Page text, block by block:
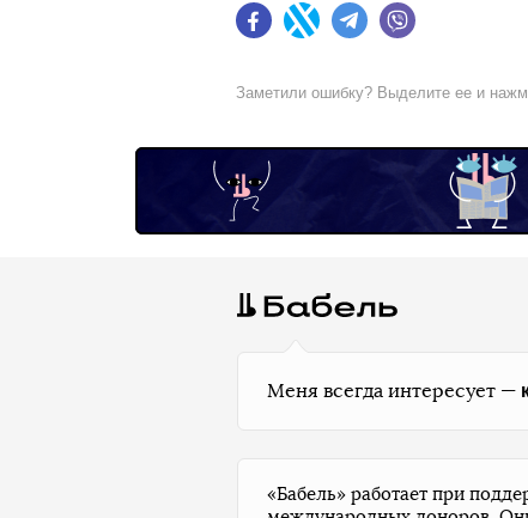
FacebookTwitter Telegram
Заметили ошибку? Выделите ее и
Меня всегда интересует —
«Бабель» работает при